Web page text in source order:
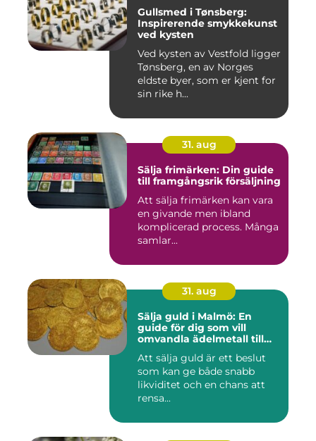
Gullsmed i Tønsberg:
Inspirerende smykkekunst
ved kysten
Ved kysten av Vestfold ligger
Tønsberg, en av Norges
eldste byer, som er kjent for
sin rike h...
31. aug
Sälja frimärken: Din guide
till framgångsrik försäljning
Att sälja frimärken kan vara
en givande men ibland
komplicerad process. Många
samlar...
31. aug
Sälja guld i Malmö: En
guide för dig som vill
omvandla ädelmetall till
Att sälja guld är ett beslut
som kan ge både snabb
likviditet och en chans att
rensa...